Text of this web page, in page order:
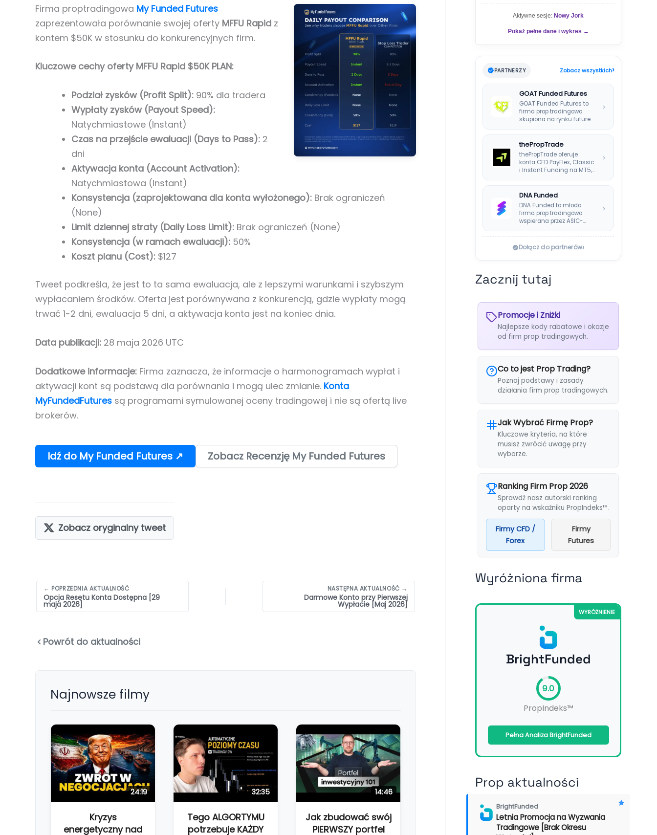
Firma proptradingowa My Funded Futures
zaprezentowała porównanie swojej oferty MFFU Rapid z
kontem $50K w stosunku do konkurencyjnych firm.
Kluczowe cechy oferty MFFU Rapid $50K PLAN:
Podział zysków (Profit Split): 90% dla tradera
Wypłaty zysków (Payout Speed):
Natychmiastowe (Instant)
Czas na przejście ewaluacji (Days to Pass): 2
dni
Aktywacja konta (Account Activation):
Natychmiastowa (Instant)
Konsystencja (zaprojektowana dla konta wyłożonego): Brak ograniczeń
(None)
Limit dziennej straty (Daily Loss Limit): Brak ograniczeń (None)
Konsystencja (w ramach ewaluacji): 50%
Koszt planu (Cost): $127
Tweet podkreśla, że jest to ta sama ewaluacja, ale z lepszymi warunkami i szybszym
wypłacaniem środków. Oferta jest porównywana z konkurencją, gdzie wypłaty mogą
trwać 1-2 dni, ewaluacja 5 dni, a aktywacja konta jest na koniec dnia.
Data publikacji: 28 maja 2026 UTC
Dodatkowe informacje: Firma zaznacza, że informacje o harmonogramach wypłat i
aktywacji kont są podstawą dla porównania i mogą ulec zmianie. Konta
MyFundedFutures są programami symulowanej oceny tradingowej i nie są ofertą live
brokerów.
Idź do My Funded Futures ↗ Zobacz Recenzję My Funded Futures
Zobacz oryginalny tweet
Nawigacja
wpisów
← POPRZEDNIA AKTUALNOŚĆ
Opcja Resetu Konta Dostępna [29
maja 2026]
NASTĘPNA AKTUALNOŚĆ →
Darmowe Konto przy Pierwszej
Wypłacie [Maj 2026]
Powrót do aktualności
Najnowsze filmy
24:19
Kryzys
energetyczny nad
32:35
Tego ALGORTYMU
potrzebuje KAŻDY
14:46
Jak zbudować swój
PIERWSZY portfel
Aktywne sesje: Nowy Jork
Pokaż pełne dane i wykres →
PARTNERZY Zobacz wszystkich›
GOAT Funded Futures
GOAT Funded Futures to
firma prop tradingowa
skupiona na rynku futures.
›
thePropTrade
thePropTrade oferuje
konta CFD PayFlex, Classic
i Instant Funding na MT5,
›
DNA Funded
DNA Funded to młoda
firma prop tradingowa
wspierana przez ASIC-
DNA Markets. Oferuje…
›
Dołącz do partnerów›
Zacznij tutaj
Promocje i Zniżki
Najlepsze kody rabatowe i okazje
od firm prop tradingowych.
Co to jest Prop Trading?
Poznaj podstawy i zasady
działania firm prop tradingowych.
Jak Wybrać Firmę Prop?
Kluczowe kryteria, na które
musisz zwrócić uwagę przy
wyborze.
Ranking Firm Prop 2026
Sprawdź nasz autorski ranking
oparty na wskaźniku PropIndeks™.
Firmy CFD /
Forex
Firmy
Futures
Wyróżniona firma
WYRÓŻNIENIE
BrightFunded
9.0
PropIndeks™
Pełna Analiza BrightFunded
Prop aktualności
BrightFunded
Letnia Promocja na Wyzwania
Tradingowe [Brak Okresu